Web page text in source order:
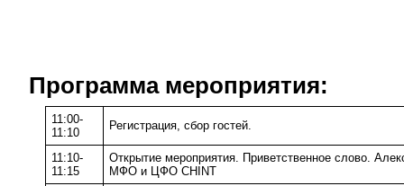
Программа мероприятия:
11:00-
11:10
Регистрация, сбор гостей.
11:10-
11:15
Открытие мероприятия. Приветственное слово.
МФО и ЦФО CHINT